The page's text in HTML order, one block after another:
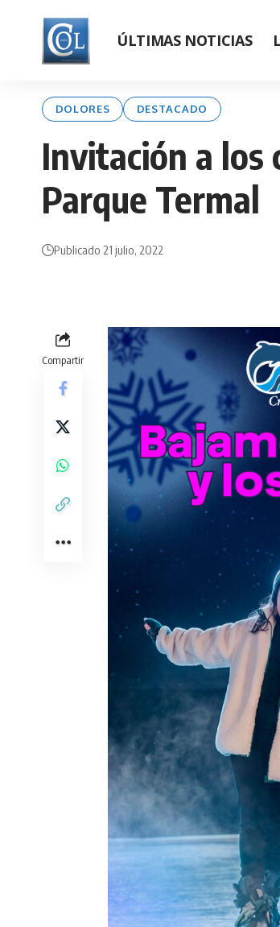
ÚLTIMAS NOTICIAS
DOLORES DESTACADO
Invitación a los
Parque Termal
Publicado 21 julio, 2022
Compartir